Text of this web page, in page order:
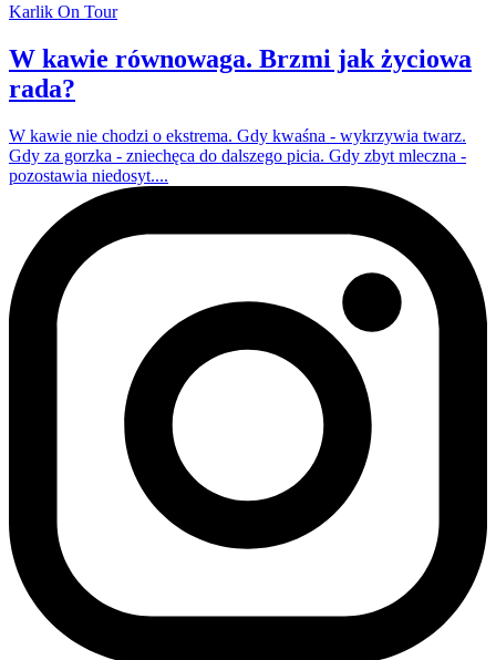
Karlik On Tour
W kawie równowaga. Brzmi jak życiowa
rada?
W kawie nie chodzi o ekstrema. Gdy kwaśna - wykrzywia twarz.
Gdy za gorzka - zniechęca do dalszego picia. Gdy zbyt mleczna -
pozostawia niedosyt....